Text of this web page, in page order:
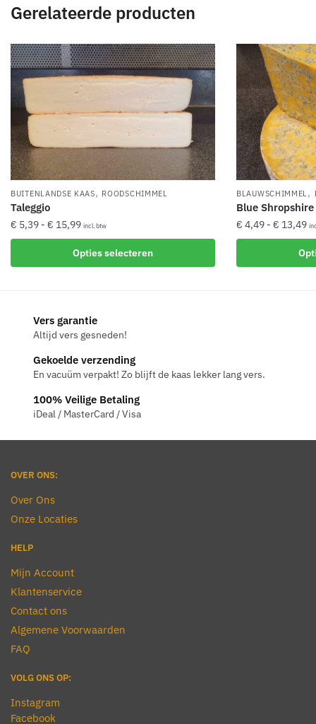
Gerelateerde producten
BUITENLANDSE KAAS, ROODSCHIMMEL
Taleggio
€ 5,39 - € 15,99Prijsklasse:
€ 5,39
tot
€ 15,99
incl. btw
Opties selecteren
product
variaties.
worden
BLAUWSCHIMMEL,
Blue Shropshire
€ 4,49 - € 13,49
€
€
product
gekozen
Vers garantie
Altijd vers gesneden!
Gekoelde verzending
En vacuüm verpakt! Zo blijft de kaas lekker lang vers.
100% Veilige Betaling
iDeal / MasterCard / Visa
OVER ONS:
Over Ons
Onze Locaties
HELP
Mijn Account
Klantenservice
Contact ons
Algemene Voorwaarden
FAQ
VOLG ONS OP:
Instagram
Facebook